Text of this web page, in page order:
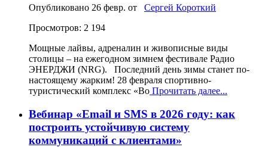
Опубликовано 26 февр. от Сергей Короткий
Просмотров: 2 194
Мощные лайвы, адреналин и живописные виды
столицы – на ежегодном зимнем фестивале Радио
ЭНЕРДЖИ (NRG). Последний день зимы станет по-
настоящему жарким! 28 февраля спортивно-
туристический комплекс «Во Прочитать далее...
Вебинар «Email и SMS в 2026 году: как
построить устойчивую систему
коммуникаций с клиентами»